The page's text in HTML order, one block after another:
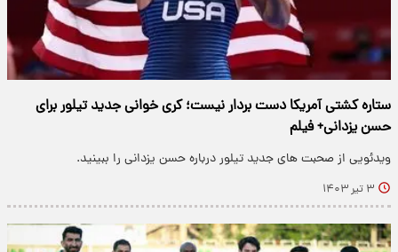
ستاره کشتی آمریکا دست بردار نیست؛ کری خوانی جدید تیلور برای
حسن یزدانی+ فیلم
ویدئویی از صحبت های جدید تیلور درباره حسن یزدانی را ببینید.
۳ تیر ۱۴۰۳